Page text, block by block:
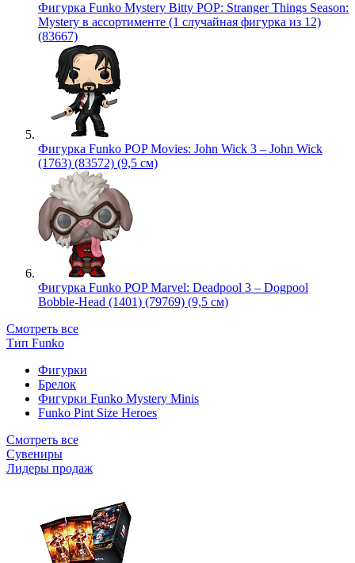
Фигурка Funko Mystery Bitty POP: Stranger Things Season:
Mystery в ассортименте (1 случайная фигурка из 12)
(83667)
Фигурка Funko POP Movies: John Wick 3 – John Wick
(1763) (83572) (9,5 см)
Фигурка Funko POP Marvel: Deadpool 3 – Dogpool
Bobble-Head (1401) (79769) (9,5 см)
Смотреть все
Тип Funko
Фигурки
Брелок
Фигурки Funko Mystery Minis
Funko Pint Size Heroes
Смотреть все
Сувениры
Лидеры продаж